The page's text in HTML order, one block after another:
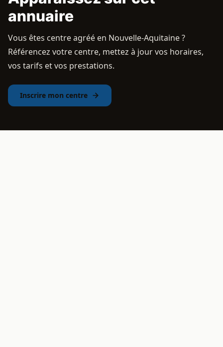
annuaire
Vous êtes centre agréé en Nouvelle-Aquitaine ?
Référencez votre centre, mettez à jour vos horaires,
vos tarifs et vos prestations.
Inscrire mon centre